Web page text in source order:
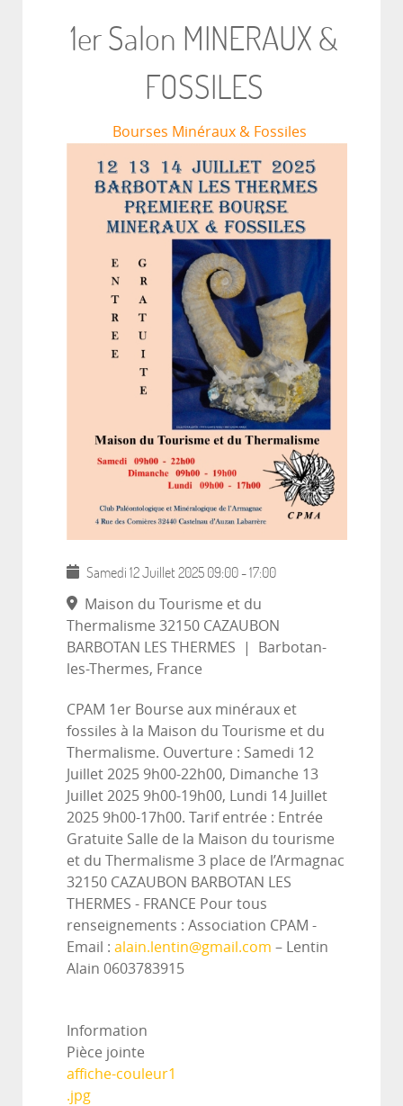
1er Salon MINERAUX &
FOSSILES
Bourses Minéraux & Fossiles
Samedi 12 Juillet 2025 09:00 -17:00
Maison du Tourisme et du
Thermalisme 32150 CAZAUBON
BARBOTAN LES THERMES
|
Barbotan-
les-Thermes, France
CPAM 1er Bourse aux minéraux et
fossiles à la Maison du Tourisme et du
Thermalisme. Ouverture : Samedi 12
Juillet 2025 9h00-22h00, Dimanche 13
Juillet 2025 9h00-19h00, Lundi 14 Juillet
2025 9h00-17h00. Tarif entrée : Entrée
Gratuite Salle de la Maison du tourisme
et du Thermalisme 3 place de l’Armagnac
32150 CAZAUBON BARBOTAN LES
THERMES - FRANCE Pour tous
renseignements : Association CPAM -
Email : alain.lentin@gmail.com – Lentin
Alain 0603783915
Information
Pièce jointe
affiche-couleur1
.jpg